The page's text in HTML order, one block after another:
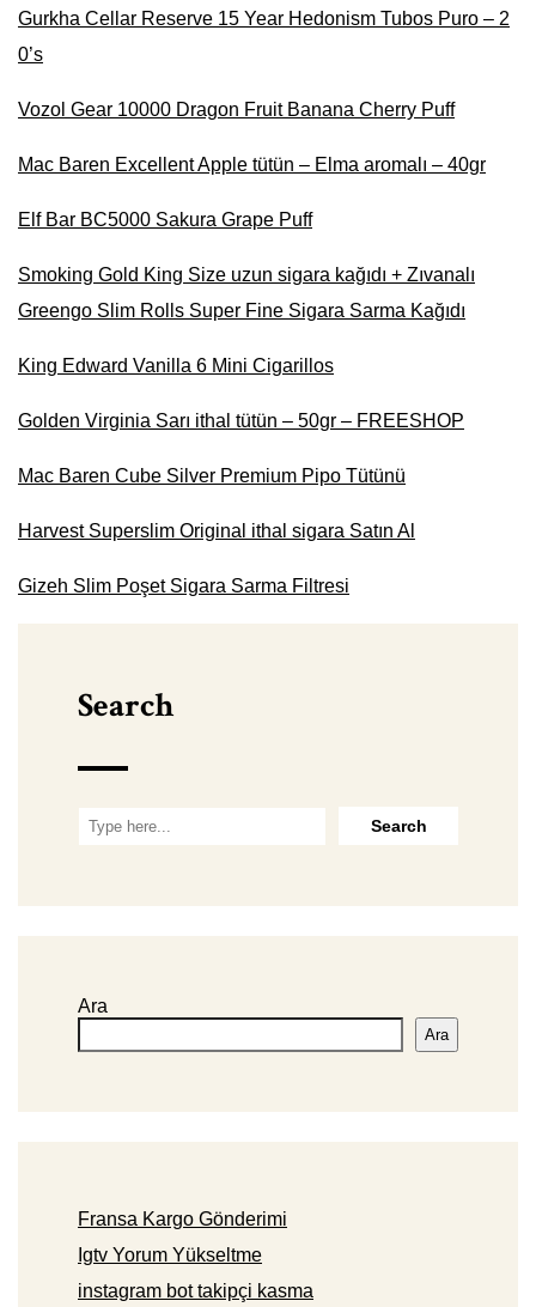
Gurkha Cellar Reserve 15 Year Hedonism Tubos Puro – 2
0’s
Vozol Gear 10000 Dragon Fruit Banana Cherry Puff
Mac Baren Excellent Apple tütün – Elma aromalı – 40gr
Elf Bar BC5000 Sakura Grape Puff
Smoking Gold King Size uzun sigara kağıdı + Zıvanalı
Greengo Slim Rolls Super Fine Sigara Sarma Kağıdı
King Edward Vanilla 6 Mini Cigarillos
Golden Virginia Sarı ithal tütün – 50gr – FREESHOP
Mac Baren Cube Silver Premium Pipo Tütünü
Harvest Superslim Original ithal sigara Satın Al
Gizeh Slim Poşet Sigara Sarma Filtresi
Search
Ara
Ara
Fransa Kargo Gönderimi
Igtv Yorum Yükseltme
instagram bot takipçi kasma